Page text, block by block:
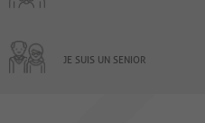
JE SUIS UN SENIOR